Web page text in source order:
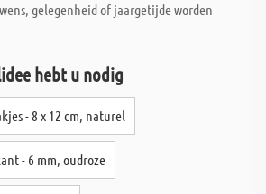
gelegenheid of jaargetijde worden
hebt u nodig
- 8 x 12 cm, naturel
- 6 mm, oudroze